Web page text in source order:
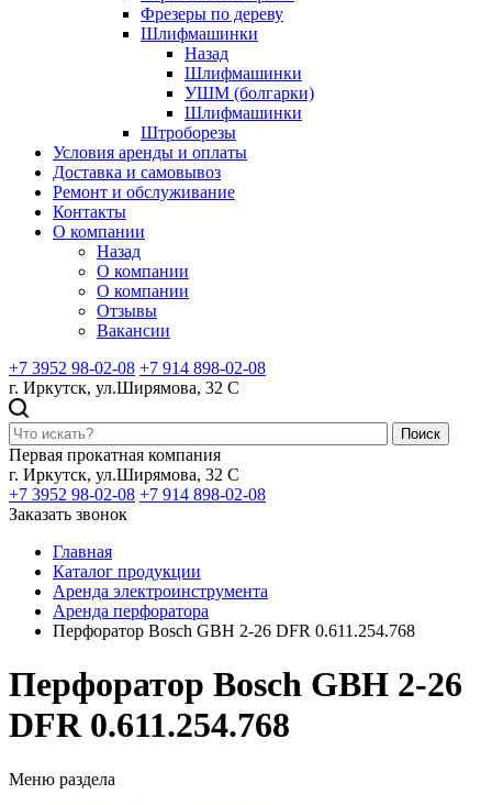
Фрезеры по дереву
Шлифмашинки
Назад
Шлифмашинки
УШМ (болгарки)
Шлифмашинки
Штроборезы
Условия аренды и оплаты
Доставка и самовывоз
Ремонт и обслуживание
Контакты
О компании
Назад
О компании
О компании
Отзывы
Вакансии
+7 3952 98-02-08 +7 914 898-02-08
г. Иркутск, ул.Ширямова, 32 С
Поиск
Первая прокатная компания
г. Иркутск, ул.Ширямова, 32 С
+7 3952 98-02-08 +7 914 898-02-08
Заказать звонок
Главная
Каталог продукции
Аренда электроинструмента
Аренда перфоратора
Перфоратор Bosch GBH 2-26 DFR 0.611.254.768
Перфоратор Bosch GBH 2-26
DFR 0.611.254.768
Меню раздела